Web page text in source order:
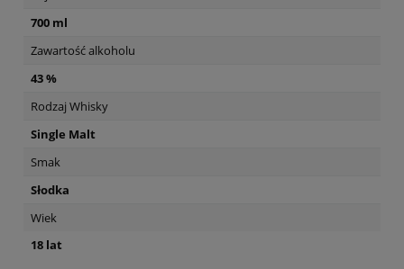
700 ml
Zawartość alkoholu
43 %
Rodzaj Whisky
Single Malt
Smak
Słodka
Wiek
18 lat